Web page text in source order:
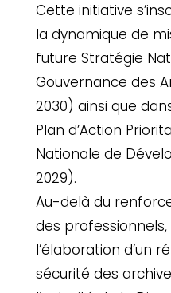
Cette initiative
la dynamique de
future Stratégie
Gouvernance des
2030) ainsi que
Plan d’Action
Nationale de
2029).
Au-delà du
des
l’élaboration d’un
sécurité des